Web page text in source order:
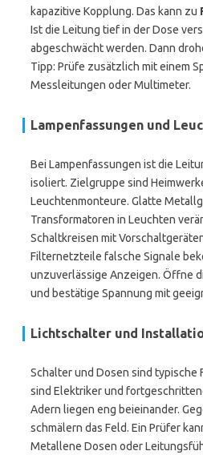
kapazitive Kopplung. Das kann zu
Ist die Leitung tief in der Dose
abgeschwächt werden. Dann
Tipp: Prüfe zusätzlich mit einem
Messleitungen oder Multimeter.
Lampenfassungen und
Bei Lampenfassungen ist die
isoliert. Zielgruppe sind
Leuchtenmonteure. Glatte
Transformatoren in Leuchten
Schaltkreisen mit
Filternetzteile falsche Signale
unzuverlässige Anzeigen. Öffne
und bestätige Spannung mit
Lichtschalter und
Schalter und Dosen sind typische
sind Elektriker und
Adern liegen eng beieinander.
schmälern das Feld. Ein Prüfer
Metallene Dosen oder